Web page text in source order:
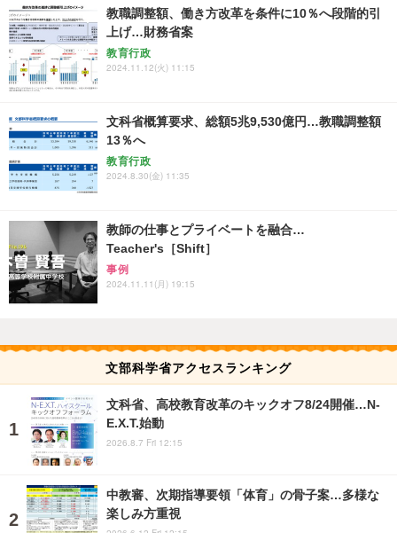
教職調整額、働き方改革を条件に10％へ段階的引
上げ…財務省案
教育行政
2024.11.12(火) 11:15
文科省概算要求、総額5兆9,530億円…教職調整額
13％へ
教育行政
2024.8.30(金) 11:35
教師の仕事とプライベートを融合…
Teacher's［Shift］
事例
2024.11.11(月) 19:15
文部科学省アクセスランキング
文科省、高校教育改革のキックオフ8/24開催…N-
E.X.T.始動
2026.8.7 Fri 12:15
中教審、次期指導要領「体育」の骨子案…多様な
楽しみ方重視